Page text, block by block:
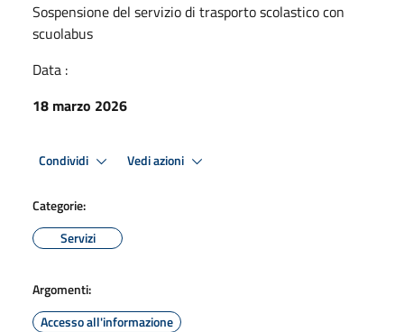
Sospensione del servizio di trasporto scolastico con
scuolabus
Data :
18 marzo 2026
Condividi Vedi azioni
Categorie:
Servizi
Argomenti:
Accesso all'informazione